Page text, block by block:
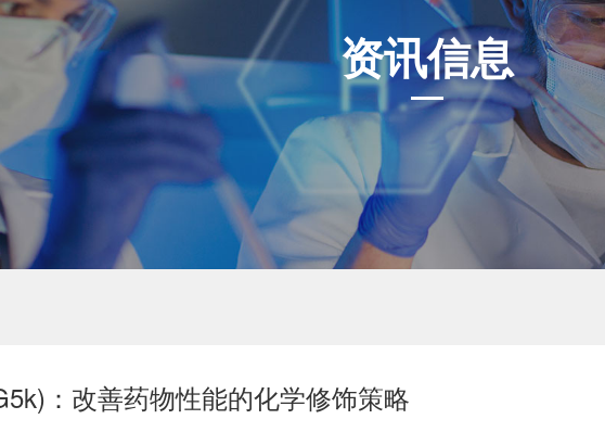
资讯信息
生命科学
发光材料
功能性化学
分析化学
其他产品
荧光标记定制
MOF材料定制
小分子定制
多肽定制
其他材料定制
：改善药物性能的化学修饰策略